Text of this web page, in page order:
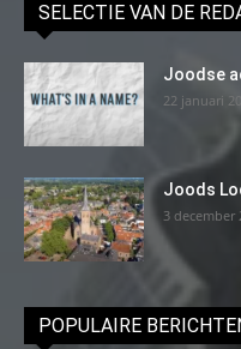
SELECTIE VAN DE
Joodse
22 januari
Joods
3 december
POPULAIRE